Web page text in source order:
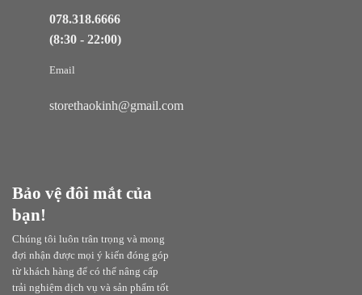
Bảo vệ đôi mắt của
bạn!
Chúng tôi luôn trân trọng và mong
đợi nhận được mọi ý kiến đóng góp
từ khách hàng để có thể nâng cấp
trải nghiệm dịch vụ và sản phẩm tốt
078.318.6666
(8:30 - 22:00)
Email
storethaokinh@gmail.com